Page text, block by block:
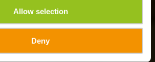
Allow selection
Deny